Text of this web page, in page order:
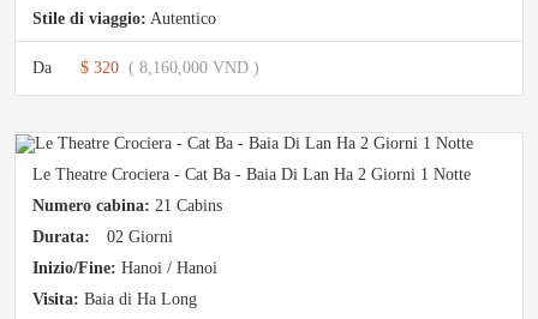
Stile di viaggio: Autentico
Da $ 320 ( 8,160,000 VND )
Le Theatre Crociera - Cat Ba - Baia Di Lan Ha 2 Giorni 1 Notte
Numero cabina: 21 Cabins
Durata:
02 Giorni
Inizio/Fine: Hanoi / Hanoi
Visita: Baia di Ha Long